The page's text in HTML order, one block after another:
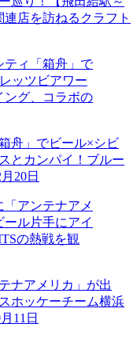
店を訪ねるクラフト
舟」でビール×シビ
とカンパイ！ブルー
20日
ナアメリカ」が出
ホッケーチーム横浜
11日